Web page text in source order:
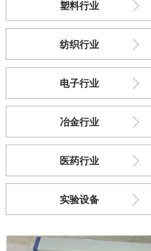
下载中心
技术服务
联系亚泰
塑料行业
纺织行业
电子行业
冶金行业
医药行业
实验设备